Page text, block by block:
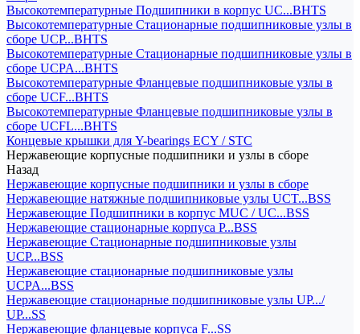
Высокотемпературные Подшипники в корпус UC...BHTS
Высокотемпературные Стационарные подшипниковые узлы в
сборе UCP...BHTS
Высокотемпературные Стационарные подшипниковые узлы в
сборе UCPA...BHTS
Высокотемпературные Фланцевые подшипниковые узлы в
сборе UCF...BHTS
Высокотемпературные Фланцевые подшипниковые узлы в
сборе UCFL...BHTS
Концевые крышки для Y-bearings ECY / STC
Нержавеющие корпусные подшипники и узлы в сборе
Назад
Нержавеющие корпусные подшипники и узлы в сборе
Нержавеющие натяжные подшипниковые узлы UCT...BSS
Нержавеющие Подшипники в корпус MUC / UC...BSS
Нержавеющие стационарные корпуса P...BSS
Нержавеющие Стационарные подшипниковые узлы
UCP...BSS
Нержавеющие стационарные подшипниковые узлы
UCPA...BSS
Нержавеющие стационарные подшипниковые узлы UP.../
UP...SS
Нержавеющие фланцевые корпуса F...SS